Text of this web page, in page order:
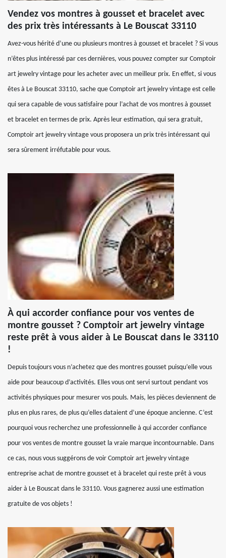
Vendez vos montres à gousset et bracelet avec
des prix très intéressants à Le Bouscat 33110
Avez-vous hérité d’une ou plusieurs montres à gousset et bracelet ? Si vous
n’êtes plus intéressé par ces dernières, vous pouvez compter sur Comptoir
art jewelry vintage pour les acheter avec un meilleur prix. En effet, si vous
êtes à Le Bouscat 33110, sache que Comptoir art jewelry vintage est celle
qui sera capable de vous satisfaire pour l’achat de vos montres à gousset
et bracelet en termes de prix. Après leur estimation, qui sera gratuit,
Comptoir art jewelry vintage vous proposera un prix très intéressant qui
sera sûrement irréfutable pour vous.
À qui accorder confiance pour vos ventes de
montre gousset ? Comptoir art jewelry vintage
reste prêt à vous aider à Le Bouscat dans le 33110
!
Depuis toujours vous n’achetez que des montres gousset puisqu’elle vous
aide pour beaucoup d’activités. Elles vous ont servi surtout pendant vos
activités physiques pour mesurer vos pouls. Mais, les pièces deviennent de
plus en plus rares, de plus qu’elles dataient d’une époque ancienne. C’est
pourquoi vous recherchez une professionnelle à qui accorder confiance
pour vos ventes de montre gousset la vraie marque incontournable. Dans
ce cas, nous vous suggérons de voir Comptoir art jewelry vintage
entreprise achat de montre gousset et à bracelet qui reste prêt à vous
aider à Le Bouscat dans le 33110. Vous gagnerez aussi une estimation
gratuite de vos objets !